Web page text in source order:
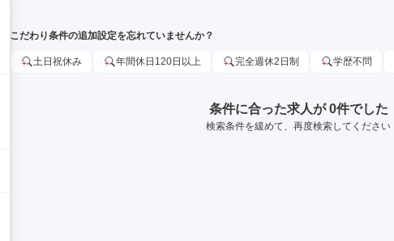
こだわり条件の追加設定を忘れていませんか？
土日祝休み 年間休日120日以上 完全週休2日制 学歴不問
条件に合った求人が 0件でした
検索条件を緩めて、再度検索してください